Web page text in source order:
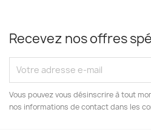
Recevez nos offres
Vous pouvez vous désinscrire à tout
nos informations de contact dans les